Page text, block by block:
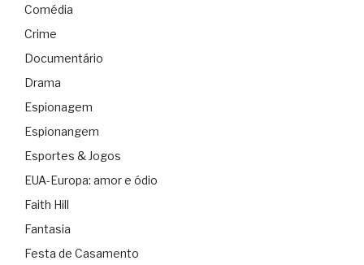
Comédia
Crime
Documentário
Drama
Espionagem
Espionangem
Esportes & Jogos
EUA-Europa: amor e ódio
Faith Hill
Fantasia
Festa de Casamento